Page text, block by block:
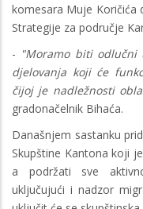
komesara Muje Koričića
Strategije za područje
- "Moramo biti
djelovanja koji će
čijoj je nadležnosti
gradonačelnik Bihaća.
Današnjem sastanku
Skupštine Kantona koji
a podržati sve
uključujući i nadzor